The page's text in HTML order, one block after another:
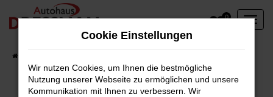
Zum
Hauptinhalt
0
Cookie Einstellungen
Wir nutzen Cookies, um Ihnen die bestmögliche
Nutzung unserer Webseite zu ermöglichen und unsere
Kommunikation mit Ihnen zu verbessern. Wir